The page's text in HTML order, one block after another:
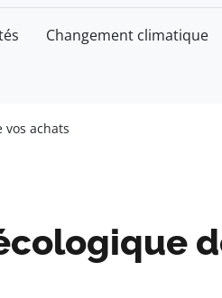
Changement climatique
vos achats